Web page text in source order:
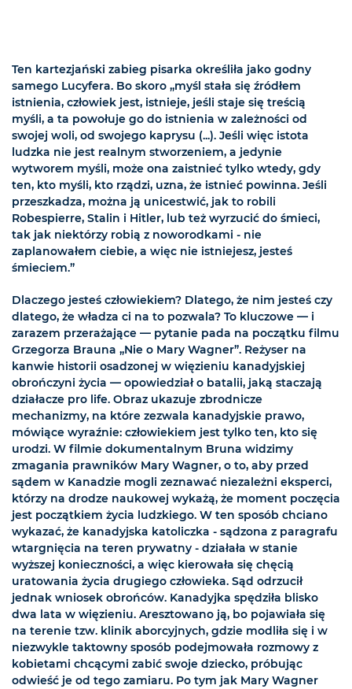
Ten kartezjański zabieg pisarka określiła jako godny
samego Lucyfera. Bo skoro „myśl stała się źródłem
istnienia, człowiek jest, istnieje, jeśli staje się treścią
myśli, a ta powołuje go do istnienia w zależności od
swojej woli, od swojego kaprysu (...). Jeśli więc istota
ludzka nie jest realnym stworzeniem, a jedynie
wytworem myśli, może ona zaistnieć tylko wtedy, gdy
ten, kto myśli, kto rządzi, uzna, że istnieć powinna. Jeśli
przeszkadza, można ją unicestwić, jak to robili
Robespierre, Stalin i Hitler, lub też wyrzucić do śmieci,
tak jak niektórzy robią z noworodkami - nie
zaplanowałem ciebie, a więc nie istniejesz, jesteś
śmieciem.”
Dlaczego jesteś człowiekiem? Dlatego, że nim jesteś czy
dlatego, że władza ci na to pozwala? To kluczowe — i
zarazem przerażające — pytanie pada na początku filmu
Grzegorza Brauna „Nie o Mary Wagner”. Reżyser na
kanwie historii osadzonej w więzieniu kanadyjskiej
obrończyni życia — opowiedział o batalii, jaką staczają
działacze pro life. Obraz ukazuje zbrodnicze
mechanizmy, na które zezwala kanadyjskie prawo,
mówiące wyraźnie: człowiekiem jest tylko ten, kto się
urodzi. W filmie dokumentalnym Bruna widzimy
zmagania prawników Mary Wagner, o to, aby przed
sądem w Kanadzie mogli zeznawać niezależni eksperci,
którzy na drodze naukowej wykażą, że moment poczęcia
jest początkiem życia ludzkiego. W ten sposób chciano
wykazać, że kanadyjska katoliczka - sądzona z paragrafu
wtargnięcia na teren prywatny - działała w stanie
wyższej konieczności, a więc kierowała się chęcią
uratowania życia drugiego człowieka. Sąd odrzucił
jednak wniosek obrońców. Kanadyjka spędziła blisko
dwa lata w więzieniu. Aresztowano ją, bo pojawiała się
na terenie tzw. klinik aborcyjnych, gdzie modliła się i w
niezwykle taktowny sposób podejmowała rozmowy z
kobietami chcącymi zabić swoje dziecko, próbując
odwieść je od tego zamiaru. Po tym jak Mary Wagner